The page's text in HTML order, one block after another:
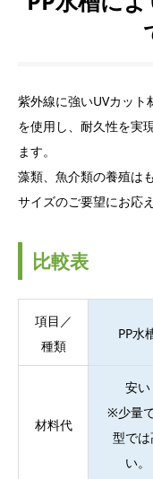
紫外線に強いUVカット
を使用し、耐久性を実
ます。
藻類、魚介類の養殖は
サイズのご要望にお応
比較表
項目／
種類
PP水
材料代
安い
※少量
型では
い。